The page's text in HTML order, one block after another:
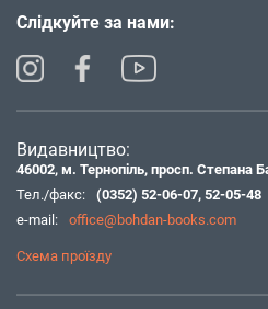
Слідкуйте за нами:
Видавництво:
46002, м. Тернопіль, просп. Степана
Тел./факс:
(0352) 52-06-07, 52-05-48
e-mail:
office@bohdan-books.com
Схема проїзду